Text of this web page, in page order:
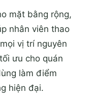
mặt bằng rộng,
nhân viên thao
vị trí nguyên
ưu cho quán
làm điểm
hiện đại.